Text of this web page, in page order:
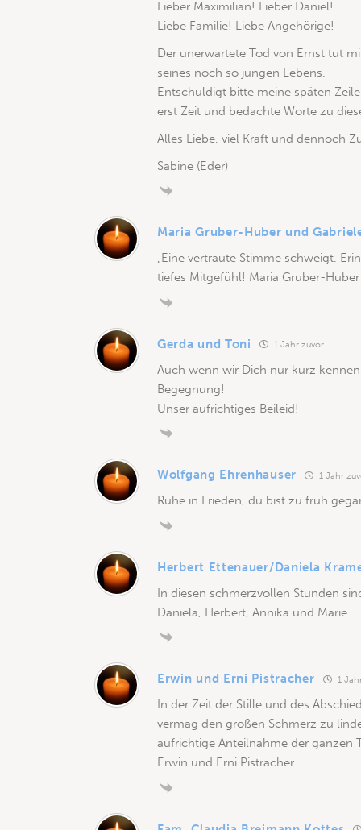
Lieber Maximilian! Lieber Daniel!
Liebe Familie! Liebe Angehörige!
Der unerwartete Tod von Ernst tut
seines noch so jungen Lebens.
Entschuldigt bitte meine späten
erst Zeit und bedachte Worte zu
Alles Liebe, viel Kraft und dennoch
Sabine (Eder)
Maria Gruber-Huber und
„Eine vertraute Stimme schweigt.
tiefes Mitgefühl! Maria Gruber-
Gerda und Toni 1 Jahr zuvor
Auch wenn wir Dich nur kurz
Begegnung!
Unser aufrichtiges Beileid!
Wolfgang Ehrenhauser 1 Jahr
Ruhe in Frieden, du bist zu früh
Herbert Ettenauer/Daniela
In diesen schmerzvollen Stunden
Daniela, Herbert, Annika und Marie
Erwin und Erni Pistracher 1
In der Zeit der Stille und des
vermag den großen Schmerz zu
aufrichtige Anteilnahme der ganzen
Erwin und Erni Pistracher